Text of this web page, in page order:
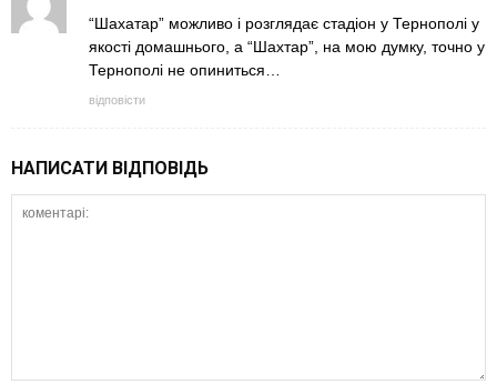
“Шахатар” можливо і розглядає стадіон у Тернополі у
якості домашнього, а “Шахтар”, на мою думку, точно у
Тернополі не опиниться…
відповісти
НАПИСАТИ ВІДПОВІДЬ